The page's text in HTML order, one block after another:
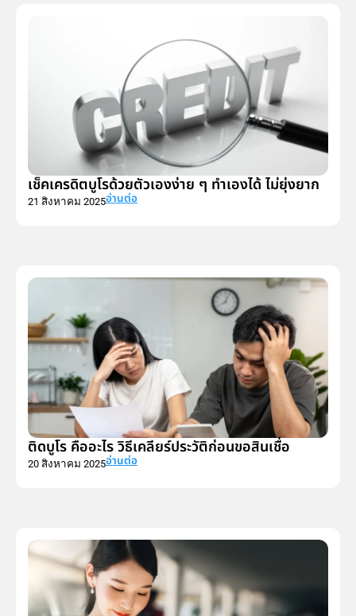
เช็คเครดิตบูโรด้วยตัวเองง่าย ๆ ทำเองได้ ไม่ยุ่งยาก
21 สิงหาคม 2025อ่านต่อ
ติดบูโร คืออะไร วิธีเคลียร์ประวัติก่อนขอสินเชื่อ
20 สิงหาคม 2025อ่านต่อ